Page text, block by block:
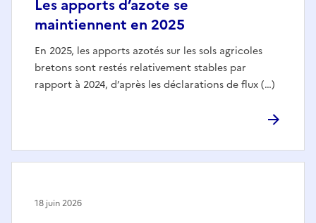
Les apports d’azote se
maintiennent en 2025
En 2025, les apports azotés sur les sols agricoles
bretons sont restés relativement stables par
rapport à 2024, d’après les déclarations de flux (…)
18 juin 2026